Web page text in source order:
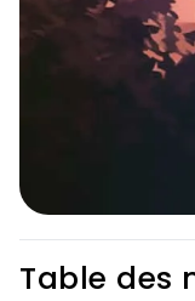
Table des